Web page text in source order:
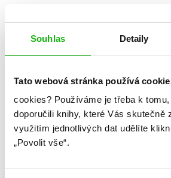
Souhlas Detaily
Tato webová stránka používá
cookies? Používáme je třeba k
doporučili knihy, které Vás skutečně
využitím jednotlivých dat udělíte
„Povolit vše“.
Který polibek
(letní